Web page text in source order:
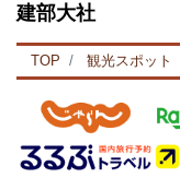
建部大社
TOP 観光スポット